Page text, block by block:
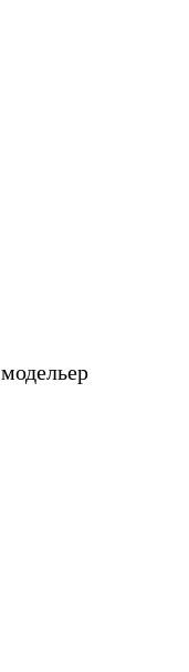
модельер